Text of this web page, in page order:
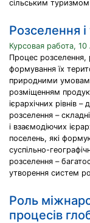
сільським туризмом
Розселення
Курсовая работа,
Процес розселення,
формування їх
природними
розміщенням
ієрархічних рівнів –
розселення –
і взаємодіючих
поселень, які
суспільно-
розселення –
утворення систем
Роль
процесів